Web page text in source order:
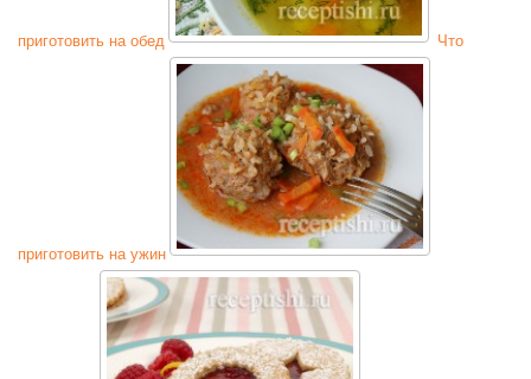
приготовить на обед Что
приготовить на ужин